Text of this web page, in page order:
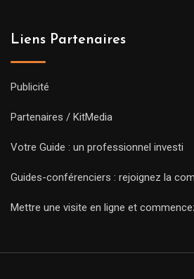
Liens Partenaires
Publicité
Partenaires / KitMedia
Votre Guide : un professionnel investi
Guides-conférenciers : rejoignez la
Mettre une visite en ligne et